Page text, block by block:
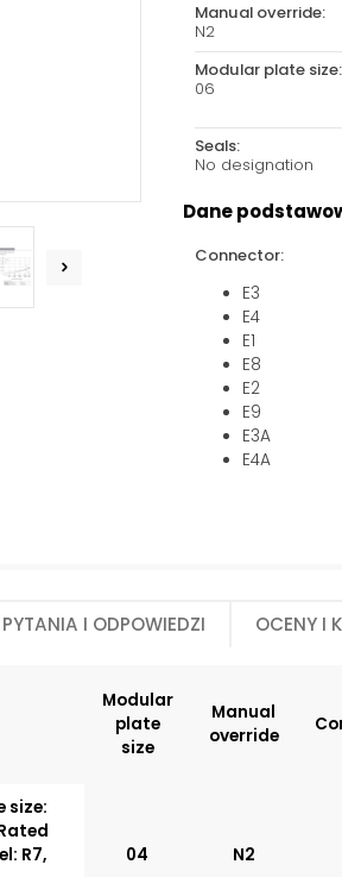
Biuro
+48
+48 665
PN-PT: 7:00 -
Manual override:
N2
Modular plate size:
06
Seals:
No designation
Dane
Connector:
E3
E4
E1
E8
E2
E9
E3A
E4A
No
Pytania i odpowiedzi Oceny i
Modular
plate
size
Manual
override
size:
R7,
04 N2